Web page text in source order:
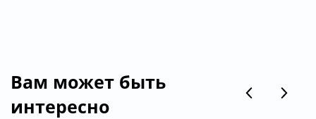
Вам может быть
интересно